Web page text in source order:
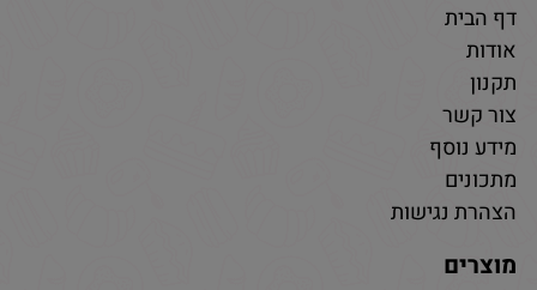
דף הבית
אודות
תקנון
צור קשר
מידע נוסף
מתכונים
הצהרת נגישות
מוצרים